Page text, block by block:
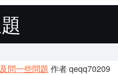
問一些問題 作者 qeqq70209